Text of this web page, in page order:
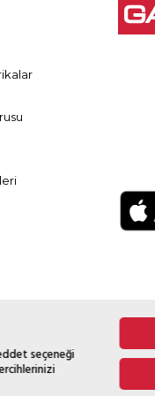
seçeneği